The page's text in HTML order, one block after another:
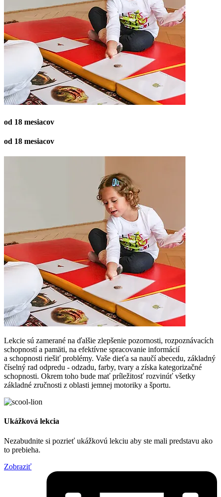
od 18 mesiacov
od 18 mesiacov
Lekcie sú zamerané na ďalšie zlepšenie pozornosti, rozpoznávacích
schopností a pamäti, na efektívne spracovanie informácií
a schopnosti riešiť problémy. Vaše dieťa sa naučí abecedu, základný
číselný rad odpredu - odzadu, farby, tvary a získa kategorizačné
schopnosti. Okrem toho bude mať príležitosť rozvinúť všetky
základné zručnosti z oblasti jemnej motoriky a športu.
Ukážková lekcia
Nezabudnite si pozrieť ukážkovú lekciu aby ste mali predstavu ako
to prebieha.
Zobraziť